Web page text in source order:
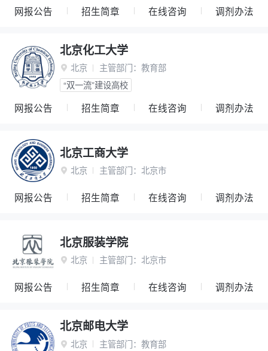
网报公告 招生简章 在线咨询 调剂办法
北京化工大学
 北京 主管部门： 教育部
“双一流”建设高校
网报公告 招生简章 在线咨询 调剂办法
北京工商大学
 北京 主管部门： 北京市
网报公告 招生简章 在线咨询 调剂办法
北京服装学院
 北京 主管部门： 北京市
网报公告 招生简章 在线咨询 调剂办法
北京邮电大学
 北京 主管部门： 教育部